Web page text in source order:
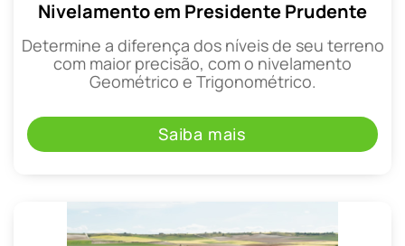
Nivelamento em Presidente Prudente
Determine a diferença dos níveis de seu terreno
com maior precisão, com o nivelamento
Geométrico e Trigonométrico.
Saiba mais